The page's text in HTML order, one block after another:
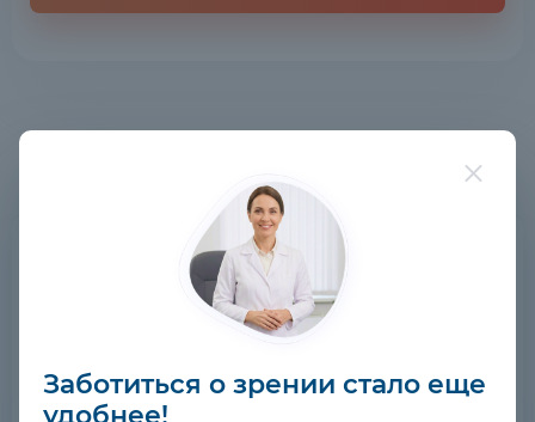
Заботиться о зрении стало еще
удобнее!